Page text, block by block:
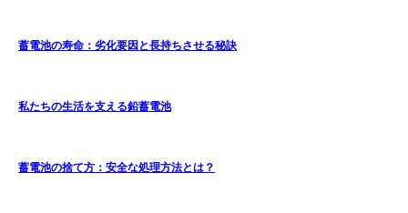
蓄電池の寿命：劣化要因と長持ちさせる秘訣
私たちの生活を支える鉛蓄電池
蓄電池の捨て方：安全な処理方法とは？